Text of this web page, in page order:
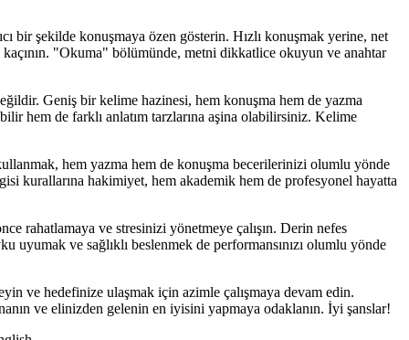
bir şekilde konuşmaya özen gösterin. Hızlı konuşmak yerine, net
kaçının. "Okuma" bölümünde, metni dikkatlice okuyun ve anahtar
Geniş bir kelime hazinesi, hem konuşma hem de yazma
hem de farklı anlatım tarzlarına aşina olabilirsiniz. Kelime
hem yazma hem de konuşma becerilerinizi olumlu yönde
kurallarına hakimiyet, hem akademik hem de profesyonel hayatta
rahatlamaya ve stresinizi yönetmeye çalışın. Derin nefes
uyumak ve sağlıklı beslenmek de performansınızı olumlu yönde
ve hedefinize ulaşmak için azimle çalışmaya devam edin.
ve elinizden gelenin en iyisini yapmaya odaklanın. İyi şanslar!